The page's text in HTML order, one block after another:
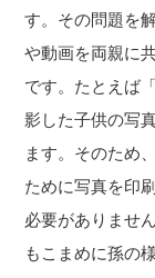
す。その問題を
や動画を両親に
です。たとえば
影した子供の写
ます。そのため
ために写真を印
必要がありませ
もこまめに孫の